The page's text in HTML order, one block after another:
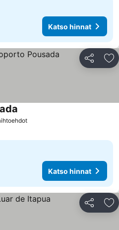
Katso hinnat
Jaa
Katso hinnat
Jaa